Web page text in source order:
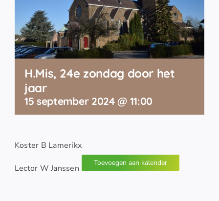
H.Mis, 24e zondag door het
jaar
15 september 2024 @ 11:00
Koster B Lamerikx
Lector W Janssen
Toevoegen aan kalender